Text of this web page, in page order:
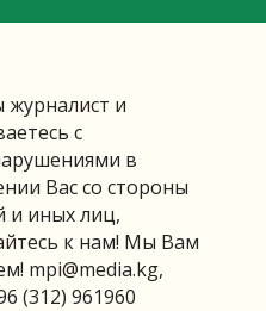
журналист и
с
в
Вас со стороны
и иных лиц,
к нам! Мы Вам
mpi@media.kg,
(312) 961960